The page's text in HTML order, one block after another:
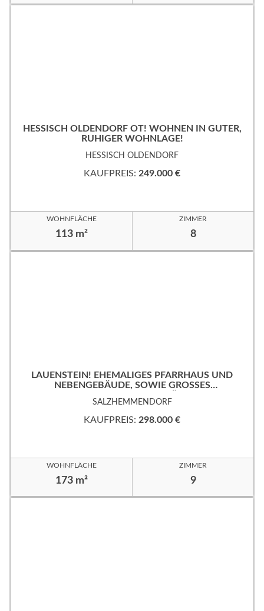
HESSISCH OLDENDORF OT! WOHNEN IN GUTER,
RUHIGER WOHNLAGE!
HESSISCH OLDENDORF
KAUFPREIS: 249.000 €
WOHNFLÄCHE
113 m²
ZIMMER
8
LAUENSTEIN! EHEMALIGES PFARRHAUS UND
NEBENGEBÄUDE, SOWIE GROSSES
SALZHEMMENDORF
KAUFPREIS: 298.000 €
WOHNFLÄCHE
173 m²
ZIMMER
9